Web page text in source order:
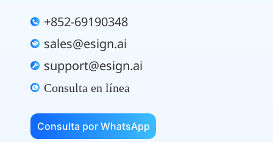
+852-69190348
sales@esign.ai
support@esign.ai
Consulta en línea
Consulta por WhatsApp